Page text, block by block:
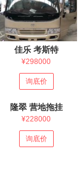
佳乐 考斯特
¥298000
询底价
隆翠 营地拖挂
¥228000
询底价